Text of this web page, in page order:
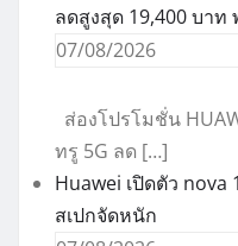
ลดสูงสุด 19,400 บาท
07/08/2026
ส่องโปรโมชั่น
ทรู 5G ลด […]
Huawei เปิดตัว nova
สเปกจัดหนัก